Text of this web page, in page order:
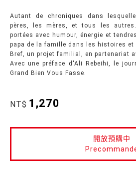
Autant de chroniques dans
pères, les mères, et tous les
portées avec humour, énergie et
papa de la famille dans les histoires et
Bref, un projet familial, en partenariat
Avec une préface d'Ali Rebeihi, le
Grand Bien Vous Fasse.
NT$ 1,270
開放預購中